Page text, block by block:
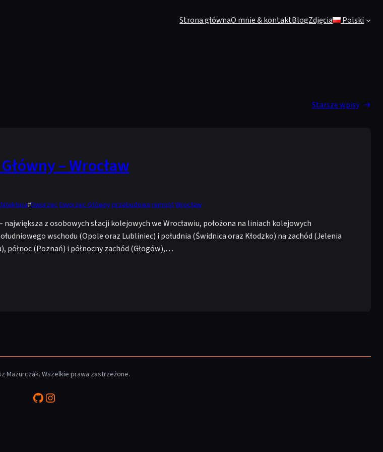
Strona głównaO mnie & kontaktBlogZdjęcia Polski
Starsze wpisy →
– Wrocław
#DworzecDworzec GłównyprzebudowaremontWrocław
największa z osobowych stacji kolejowych we Wrocławiu, położona na liniach kolejowych
wschodu (Opole oraz Lubliniec) i południa (Świdnica oraz Kłodzko) na zachód (Jelenia
północ (Poznań) i północny zachód (Głogów),…
Mazurczak. Wszelkie prawa zastrzeżone.
GitHubInstagram